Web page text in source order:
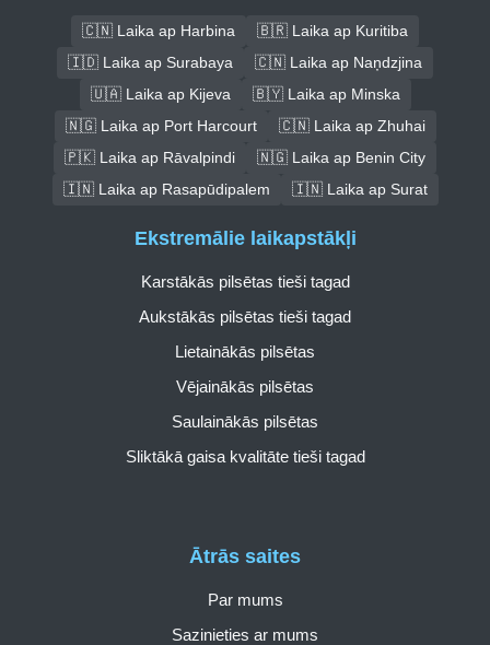
🇨🇳 Laika ap Harbina
🇧🇷 Laika ap Kuritiba
🇮🇩 Laika ap Surabaya
🇨🇳 Laika ap Naņdzjina
🇺🇦 Laika ap Kijeva
🇧🇾 Laika ap Minska
🇳🇬 Laika ap Port Harcourt
🇨🇳 Laika ap Zhuhai
🇵🇰 Laika ap Rāvalpindi
🇳🇬 Laika ap Benin City
🇮🇳 Laika ap Rasapūdipalem
🇮🇳 Laika ap Surat
Ātrās saites
Par mums
Sazinieties ar mums
Ekstremālie laikapstākļi
Karstākās pilsētas tieši tagad
Aukstākās pilsētas tieši tagad
Lietainākās pilsētas
Vējainākās pilsētas
Saulainākās pilsētas
Sliktākā gaisa kvalitāte tieši tagad